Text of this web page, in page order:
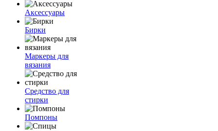
Аксессуары
Бирки
Маркеры для
вязания
Средство для
стирки
Помпоны